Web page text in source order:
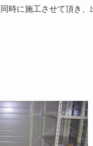
時に施工させて頂き